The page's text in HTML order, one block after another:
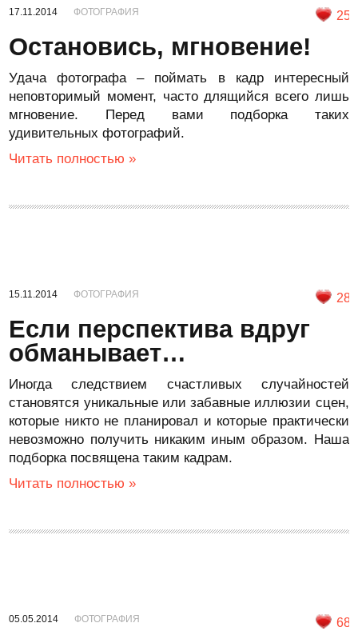
17.11.2014 ФОТОГРАФИЯ 25
Остановись, мгновение!
Удача фотографа – поймать в кадр интересный
неповторимый момент, часто длящийся всего лишь
мгновение. Перед вами подборка таких
удивительных фотографий.
Читать полностью »
15.11.2014 ФОТОГРАФИЯ 28
Если перспектива вдруг
обманывает…
Иногда следствием счастливых случайностей
становятся уникальные или забавные иллюзии сцен,
которые никто не планировал и которые практически
невозможно получить никаким иным образом. Наша
подборка посвящена таким кадрам.
Читать полностью »
05.05.2014 ФОТОГРАФИЯ 68